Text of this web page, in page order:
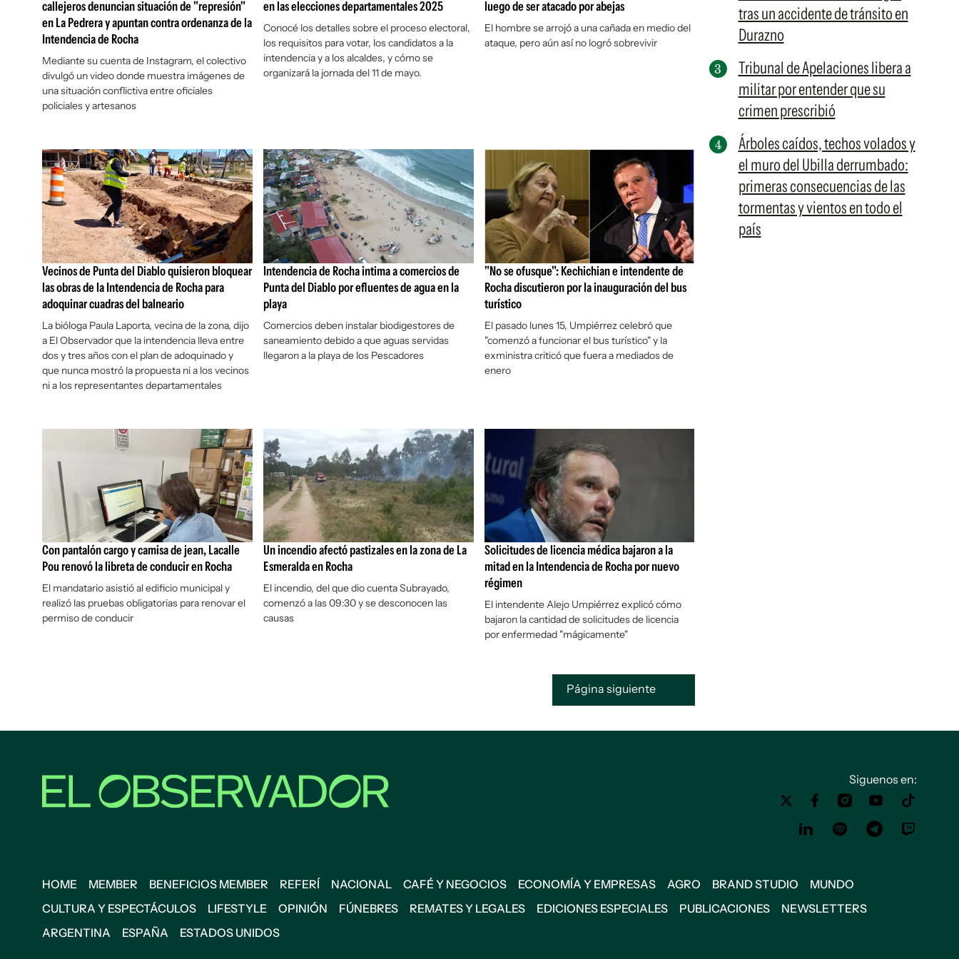
callejeros denuncian situación de "represión"
en La Pedrera y apuntan contra ordenanza de la
Intendencia de Rocha
Mediante su cuenta de Instagram, el colectivo
divulgó un video donde muestra imágenes de
una situación conflictiva entre oficiales
policiales y artesanos
en las elecciones departamentales 2025
Conocé los detalles sobre el proceso electoral,
los requisitos para votar, los candidatos a la
intendencia y a los alcaldes, y cómo se
organizará la jornada del 11 de mayo.
luego de ser atacado por abejas
El hombre se arrojó a una cañada en medio del
ataque, pero aún así no logró sobrevivir
Vecinos de Punta del Diablo quisieron bloquear
las obras de la Intendencia de Rocha para
adoquinar cuadras del balneario
La bióloga Paula Laporta, vecina de la zona, dijo
a El Observadorque la intendencia lleva entre
dos y tres años con el plan de adoquinado y
que nunca mostró la propuesta ni a los vecinos
ni a los representantes departamentales
Intendencia de Rocha intima a comercios de
Punta del Diablo por efluentes de agua en la
playa
Comercios deben instalar biodigestores de
saneamiento debido a que aguas servidas
llegaron a la playa de los Pescadores
"No se ofusque": Kechichian e intendente de
Rocha discutieron por la inauguración del bus
turístico
El pasado lunes 15, Umpiérrez celebró que
"comenzó a funcionar el bus turístico" y la
exministra criticó que fuera a mediados de
enero
Con pantalón cargo y camisa de jean, Lacalle
Pou renovó la libreta de conducir en Rocha
El mandatario asistió al edificio municipal y
realizó las pruebas obligatorias para renovar el
permiso de conducir
Un incendio afectó pastizales en la zona de La
Esmeralda en Rocha
El incendio, del que dio cuenta Subrayado,
comenzó a las 09:30 y se desconocen las
causas
Solicitudes de licencia médica bajaron a la
mitad en la Intendencia de Rocha por nuevo
régimen
El intendente Alejo Umpiérrez explicó cómo
bajaron la cantidad de solicitudes de licencia
por enfermedad "mágicamente"
Página siguiente
tras un accidente de tránsito en
Durazno
Tribunal de Apelaciones libera a
militar por entender que su
crimen prescribió
Árboles caídos, techos volados y
el muro del Ubilla derrumbado:
primeras consecuencias de las
tormentas y vientos en todo el
país
Siguenos en:
HOME MEMBER BENEFICIOS MEMBER REFERÍ NACIONAL CAFÉ Y NEGOCIOS ECONOMÍA Y EMPRESAS AGRO BRAND STUDIO
MUNDO
CULTURA Y ESPECTÁCULOS
LIFESTYLE OPINIÓN FÚNEBRES REMATES Y LEGALES EDICIONES ESPECIALES PUBLICACIONES
NEWSLETTERS
ARGENTINA
ESPAÑA ESTADOS UNIDOS